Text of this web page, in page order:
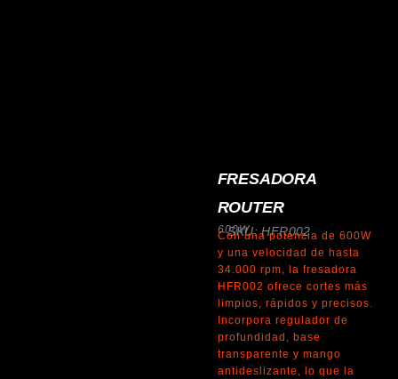
FRESADORA
ROUTER
SKU: HFR002
600W
Con una potencia de 600W
y una velocidad de hasta
34.000 rpm, la fresadora
HFR002 ofrece cortes más
limpios, rápidos y precisos.
Incorpora regulador de
profundidad, base
transparente y mango
antideslizante, lo que la